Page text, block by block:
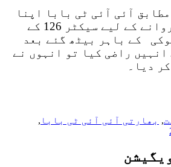
آئی آئی ٹی بابا اپنا
احتجاج ریکارڈ کروانے کے لیے سیکٹر 126 کے
کے باہر بیٹھ گئے بعد
انہیں راضی کیا تو انہوں نے
دیا۔
, بھارتی آئی آئی ٹی بابا ,